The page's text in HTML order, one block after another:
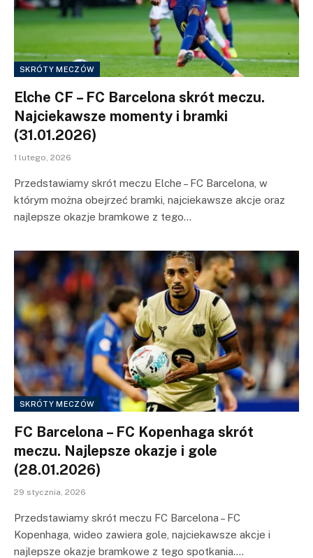
SKRÓTY MECZÓW
Elche CF – FC Barcelona skrót meczu.
Najciekawsze momenty i bramki
(31.01.2026)
1 lutego, 2026
Przedstawiamy skrót meczu Elche – FC Barcelona, w
którym można obejrzeć bramki, najciekawsze akcje oraz
najlepsze okazje bramkowe z tego…
SKRÓTY MECZÓW
FC Barcelona – FC Kopenhaga skrót
meczu. Najlepsze okazje i gole
(28.01.2026)
29 stycznia, 2026
Przedstawiamy skrót meczu FC Barcelona – FC
Kopenhaga, wideo zawiera gole, najciekawsze akcje i
najlepsze okazje bramkowe z tego spotkania.…